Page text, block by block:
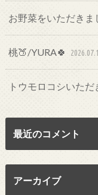
お野菜をいただき
桃🍑/YURA🍀
トウモロコシいた
最近のコメント
アーカイブ